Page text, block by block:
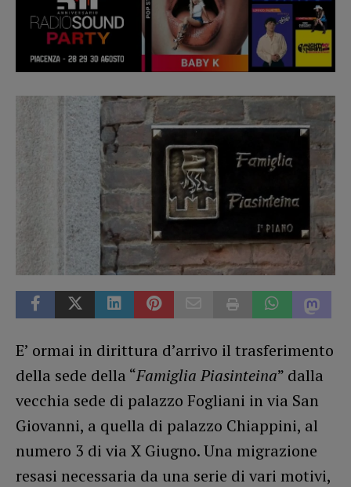
E’ ormai in dirittura d’arrivo il trasferimento
della sede della “Famiglia Piasinteina” dalla
vecchia sede di palazzo Fogliani in via San
Giovanni, a quella di palazzo Chiappini, al
numero 3 di via X Giugno. Una migrazione
resasi necessaria da una serie di vari motivi,